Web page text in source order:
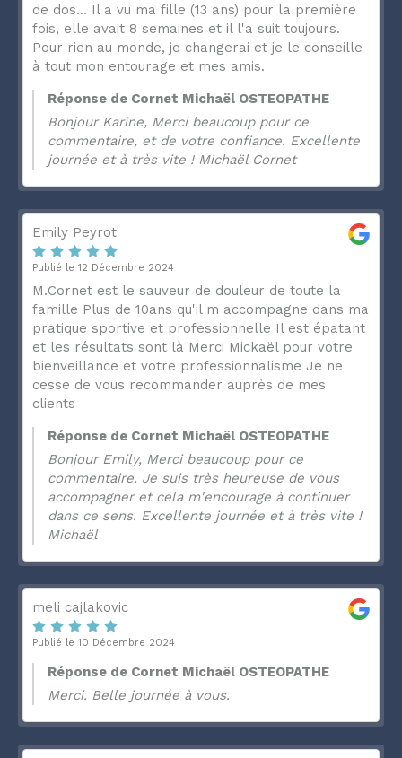
de dos... Il a vu ma fille (13 ans) pour la première
fois, elle avait 8 semaines et il l'a suit toujours.
Pour rien au monde, je changerai et je le conseille
à tout mon entourage et mes amis.
Réponse de Cornet Michaël OSTEOPATHE
Bonjour Karine, Merci beaucoup pour ce
commentaire, et de votre confiance. Excellente
journée et à très vite ! Michaël Cornet
Emily Peyrot
Publié le 12 Décembre 2024
M.Cornet est le sauveur de douleur de toute la
famille Plus de 10ans qu'il m accompagne dans ma
pratique sportive et professionnelle Il est épatant
et les résultats sont là Merci Mickaël pour votre
bienveillance et votre professionnalisme Je ne
cesse de vous recommander auprès de mes
clients
Réponse de Cornet Michaël OSTEOPATHE
Bonjour Emily, Merci beaucoup pour ce
commentaire. Je suis très heureuse de vous
accompagner et cela m'encourage à continuer
dans ce sens. Excellente journée et à très vite !
Michaël
meli cajlakovic
Publié le 10 Décembre 2024
Réponse de Cornet Michaël OSTEOPATHE
Merci. Belle journée à vous.